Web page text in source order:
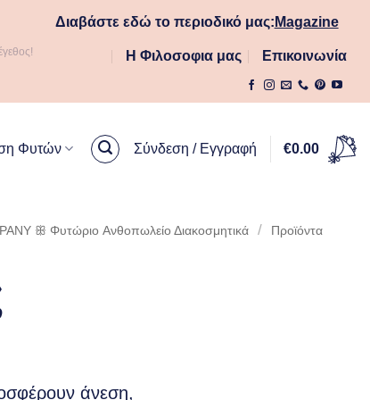
Διαβάστε εδώ το περιοδικό μας: Magazine
Η Φιλοσοφια μας Επικοινωνία
Φυτών Σύνδεση / Εγγραφή €0.00
ꕥ Φυτώριο Aνθοπωλείο Διακοσμητικά /
Προϊόντα
άνεση,